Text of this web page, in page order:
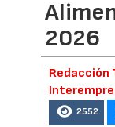
2026
Redacción
2552